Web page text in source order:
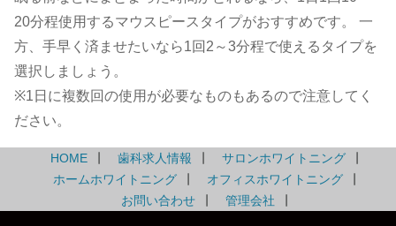
20分程使用するマウスピースタイプがおすすめです。 一
方、手早く済ませたいなら1回2～3分程で使えるタイプを
選択しましょう。
※1日に複数回の使用が必要なものもあるので注意してく
ださい。
HOME 歯科求人情報
サロンホワイトニング
ホームホワイトニング
オフィスホワイトニング
お問い合わせ
管理会社